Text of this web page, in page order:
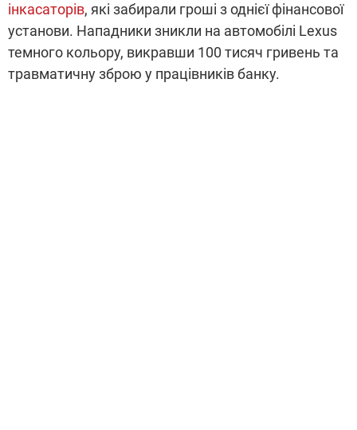
інкасаторів, які забирали гроші з однієї фінансової
установи. Нападники зникли на автомобілі Lexus
темного кольору, викравши 100 тисяч гривень та
травматичну зброю у працівників банку.